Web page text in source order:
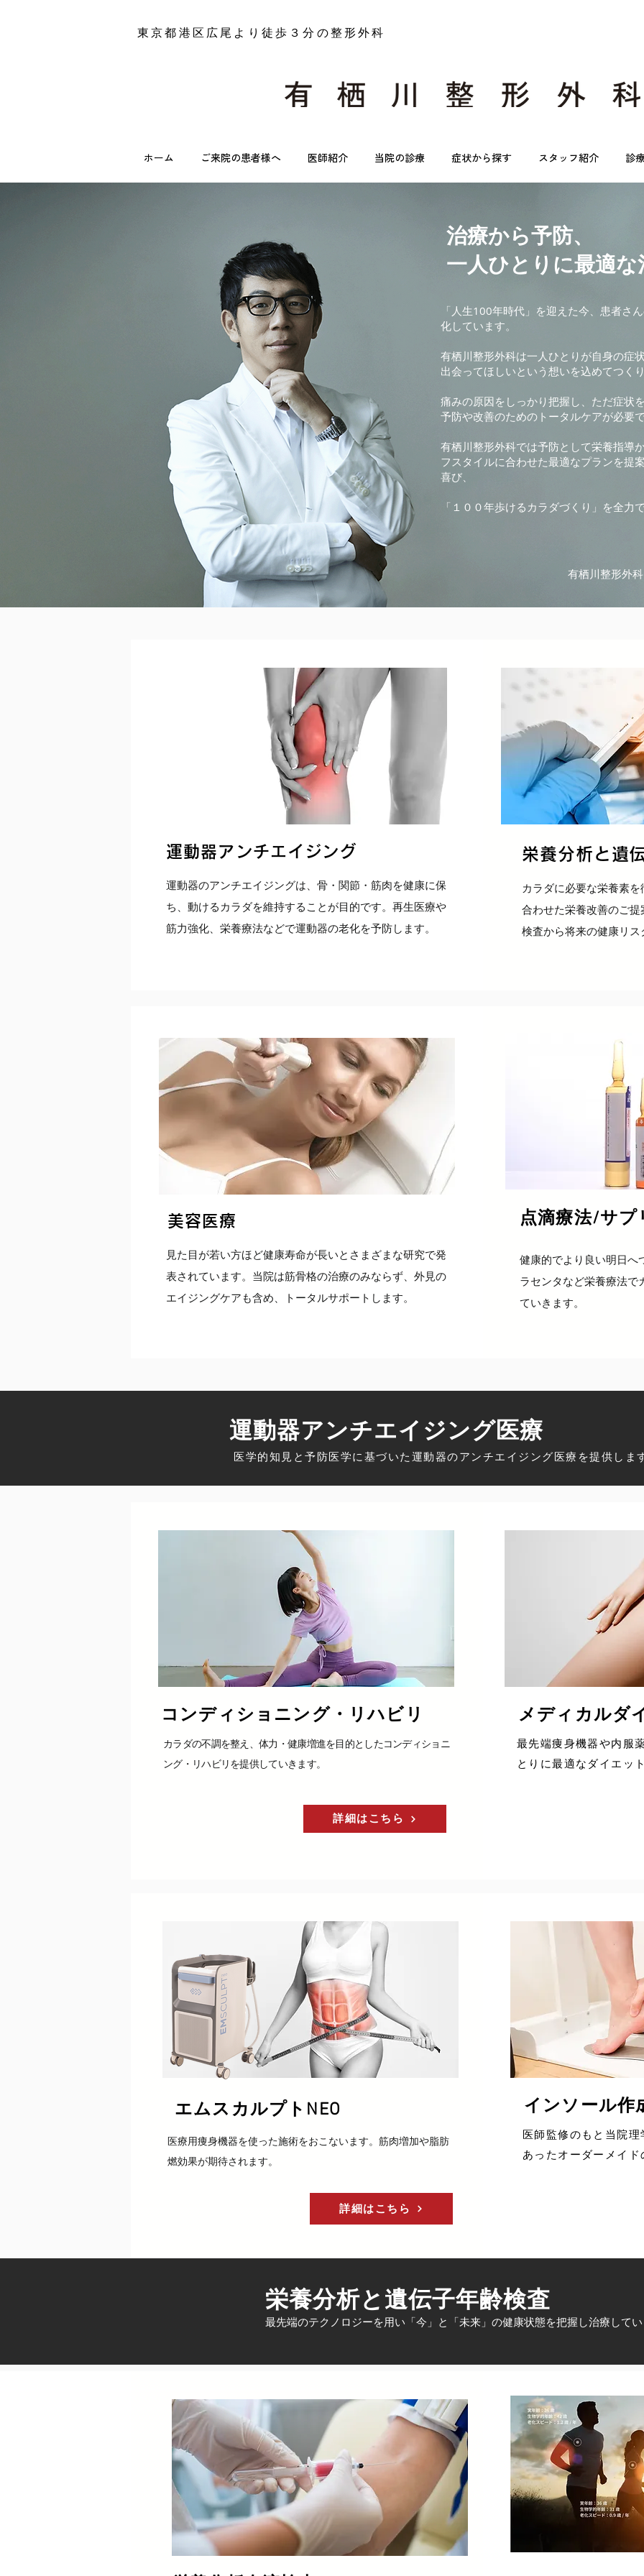
​東京都港区広尾より徒歩３分の整形外科
ホーム ご来院の患者様へ 医師紹介 当院の診療 症状から探す スタッフ紹介 診
治療から予防、
一人ひとりに最適な
「人生100年時代」を迎えた今、患者さ
化しています。
有栖川整形外科は一人ひとりが自身の症
出会ってほしいという想いを込めてつく
痛みの原因をしっかり把握し、ただ症状
予防や改善のためのトータルケアが必要
有栖川整形外科では予防として栄養指導
フスタイルに合わせた最適なプランを提
喜び、
「１００年歩けるカラダづくり」を全力
有栖川整形外
運動器アンチエイジング
​運動器のアンチエイジングは、骨・関節・筋肉を健康に保
ち、動けるカラダを維持することが目的です。再生医療や
筋力強化、栄養療法などで運動器の老化を予防します。
栄養分析と遺
カラダに必要な栄養素
合わせた栄養改善のご
検査から将来の健康リ
美容医療
​見た目が若い方ほど健康寿命が長いとさまざまな研究で発
表されています。当院は筋骨格の治療のみならず、外見の
エイジングケアも含め、トータルサポートします。
点滴療法/サプ
健康的でより良い明日へ
ラセンタなど栄養療法で
ていきます。
​運動器アンチエイジング医療
医学的知見と予防医学に基づいた運動器のアンチエイジング医療を提供しま
コンディショニング・リハビリ​
カラダの不調を整え、体力・健康増進を目的としたコンディショニ
ング・リハビリを提供していきます。
詳細はこちら
メディカルダ
最先端痩身機器や内服
とりに最適なダイエッ
​エムスカルプトNEO
詳細はこちら
医療用痩身機器を使った施術をおこないます。筋肉増加や脂肪
燃効果が期待されます。
医師監修のもと当院
あったオーダーメイ
インソール作
栄養分析と遺伝子年齢検査
最先端のテクノロジーを用い「今」と「未来」の健康状態を把握し治療して